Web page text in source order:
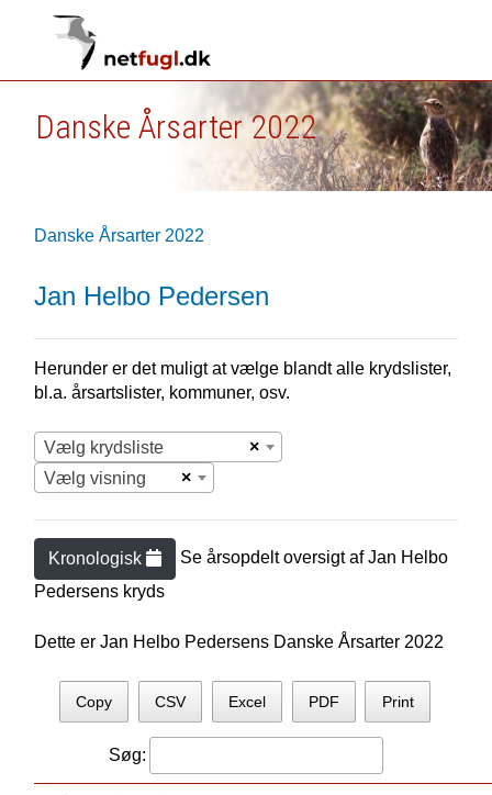
Danske Årsarter 2022
Danske Årsarter 2022
Jan Helbo Pedersen
Herunder er det muligt at vælge blandt alle krydslister,
bl.a. årsartslister, kommuner, osv.
×
Vælg krydsliste
×
Vælg visning
Kronologisk Se årsopdelt oversigt afJan Helbo
Pedersens kryds
Dette er Jan Helbo Pedersens Danske Årsarter 2022
Copy CSV Excel PDF Print
Søg: